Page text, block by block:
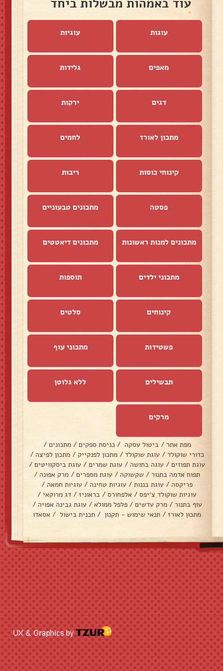
עוגות עוגיות
מאפים גלידות
דגים ירקות
מתכון לאורז לחמים
קינוחי כוסות ריבות
פסטה מתכונים טבעוניים
מתכונים למנות ראשונות מתכונים דיאטטים
מתכוני ילדים תוספות
קינוחים סלטים
פשטידות מתכוני עוף
תבשילים ללא גלוטן
מרקים
מפת אתר / ביטול עסקה / כניסת ספקים / מתכונים /
כדורי שוקולד / עוגת שוקולד / מתכון לפנקייק / מתכון לפיצה /
עוגת תפוזים / עוגה בחושה / עוגת שמרים / עוגת ביסקוויטים /
תפוח אדמה בתנור / שקשוקה / עוגת מספרים / מרק אפונה /
פריקסה / עוגת בננות / עוגיות טחינה / עוגיות חמאה /
עוגיות שוקולד צ׳יפס / אלפחורס / בראוניז / דג מרוקאי /
עוף בתנור / מרק עדשים / פלפל ממולא / עוגת גבינה אפויה /
מתכון לאורז / תנאי שימוש - תקנון / תכנית בישול / אסאדו